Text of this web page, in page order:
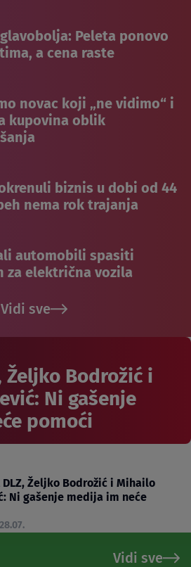
Peleta ponovo
a cena raste
novac koji „ne vidimo“ i
kupovina oblik
biznis u dobi od 44
nema rok trajanja
automobili spasiti
za električna vozila
Vidi sve
Željko Bodrožić i
Ni gašenje
pomoći
DLZ, Željko Bodrožić i Mihailo
Ni gašenje medija im neće
28.07.
Vidi sve